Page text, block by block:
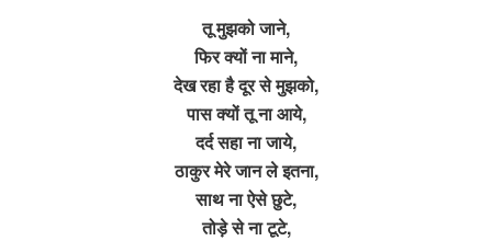
तू मुझको जाने,
फिर क्यों ना माने,
देख रहा है दूर से मुझको,
पास क्यों तू ना आये,
दर्द सहा ना जाये,
ठाकुर मेरे जान ले इतना,
साथ ना ऐसे छुटे,
तोड़े से ना टूटे,